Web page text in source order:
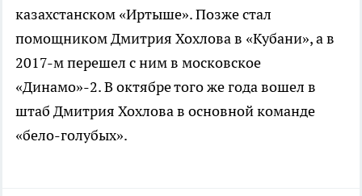
казахстанском «Иртыше». Позже стал
помощником Дмитрия Хохлова в «Кубани», а в
2017-м перешел с ним в московское
«Динамо»-2. В октябре того же года вошел в
штаб Дмитрия Хохлова в основной команде
«бело-голубых».